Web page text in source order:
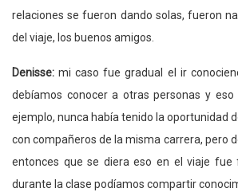
relaciones se fueron dando solas, fueron
del viaje, los buenos amigos.
Denisse: mi caso fue gradual el ir
debíamos conocer a otras personas y
ejemplo, nunca había tenido la oportunidad
con compañeros de la misma carrera, pero
entonces que se diera eso en el viaje fue
durante la clase podíamos compartir